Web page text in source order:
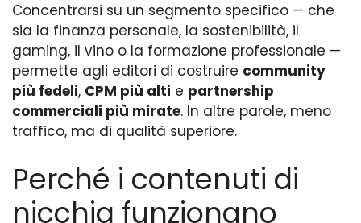
Concentrarsi su un segmento specifico — che
sia la finanza personale, la sostenibilità, il
gaming, il vino o la formazione professionale —
permette agli editori di costruire community
più fedeli, CPM più alti e partnership
commerciali più mirate. In altre parole, meno
traffico, ma di qualità superiore.
Perché i contenuti di
nicchia funzionano